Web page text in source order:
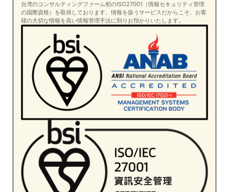
台湾のコンサルティングファーム初のISO27001（情報セキュリティ管理
の国際資格）を取得しております。情報を扱うサービスだからこそ、お客
様の大切な情報を高い情報管理手法に則りお預かりいたします。